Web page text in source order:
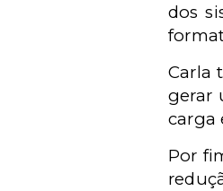
dos
Carla
gerar
carga
Por